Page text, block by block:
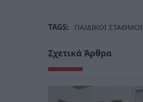
TAGS: ΠΑΙΔΙΚΟΙ ΣΤΑΘΜΟΙ
Σχετικά Άρθρα